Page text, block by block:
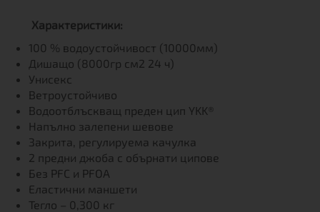
Характеристики:
100 % водоустойчивост (10000мм)
Дишащо (8000гр см2 24 ч)
Унисекс
Ветроустойчиво
Водоотблъскващ преден цип YKK®
Напълно залепени шевове
Закрита, регулируема качулка
2 предни джоба с обърнати ципове
Без PFC и PFOA
Еластични маншети
Тегло – 0,300 кг